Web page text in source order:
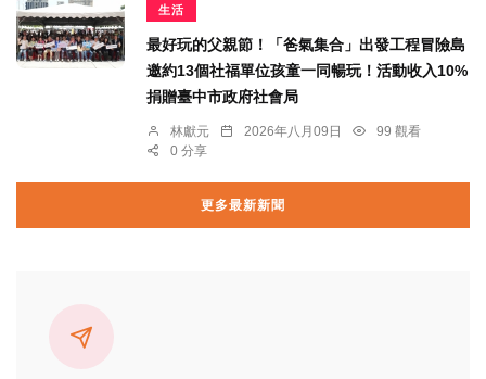
生活
最好玩的父親節！「爸氣集合」出發工程冒險島
邀約13個社福單位孩童一同暢玩！活動收入10%
捐贈臺中市政府社會局
林獻元 2026年八月09日
99 觀看
0 分享
更多最新新聞